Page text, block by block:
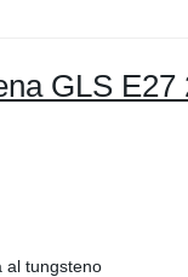
GLS E27
al tungsteno